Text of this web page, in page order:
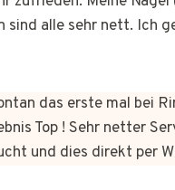
sind alle sehr nett. Ich
das erste mal bei
Top ! Sehr netter
und dies direkt per